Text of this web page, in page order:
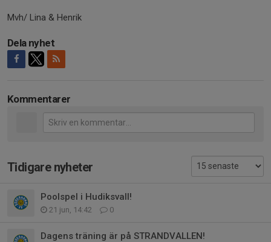
Mvh/ Lina & Henrik
Dela nyhet
Kommentarer
Tidigare nyheter
Poolspel i Hudiksvall!
21 jun, 14:42 0
Dagens träning är på STRANDVALLEN!